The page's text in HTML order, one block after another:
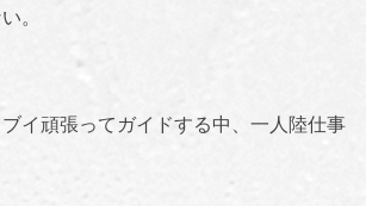
。
イ頑張ってガイドする中、一人陸仕事